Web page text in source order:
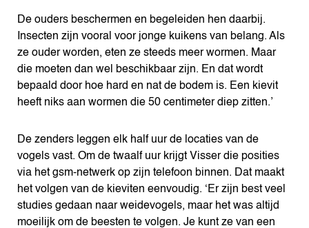
De ouders beschermen en begeleiden hen daarbij.
Insecten zijn vooral voor jonge kuikens van belang. Als
ze ouder worden, eten ze steeds meer wormen. Maar
die moeten dan wel beschikbaar zijn. En dat wordt
bepaald door hoe hard en nat de bodem is. Een kievit
heeft niks aan wormen die 50 centimeter diep zitten.’
De zenders leggen elk half uur de locaties van de
vogels vast. Om de twaalf uur krijgt Visser die posities
via het gsm-netwerk op zijn telefoon binnen. Dat maakt
het volgen van de kieviten eenvoudig. ‘Er zijn best veel
studies gedaan naar weidevogels, maar het was altijd
moeilijk om de beesten te volgen. Je kunt ze van een